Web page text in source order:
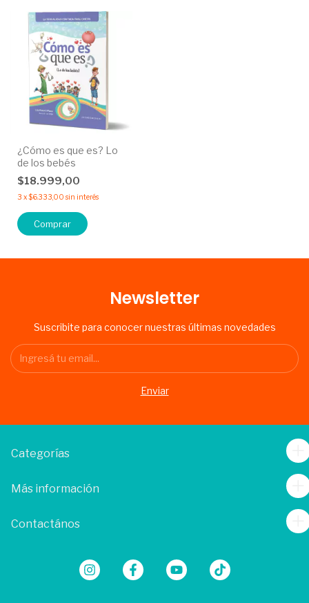
¿Cómo es que es? Lo
de los bebés
$18.999,00
3 x$6.333,00 sin interés
Newsletter
Suscribite para conocer nuestras últimas novedades
Categorías
Más información
Contactános